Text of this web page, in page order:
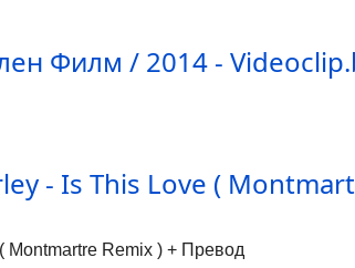
Филм / 2014 -
- Is This Love (
Montmartre Remix ) + Превод